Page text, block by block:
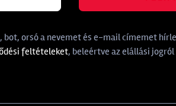
orsó a nevemet és e-mail címemet
feltételeket, beleértve az elállási